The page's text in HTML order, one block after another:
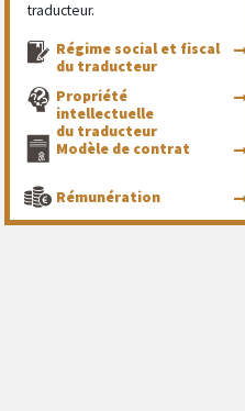
traducteur.
Régime social et fiscal
du traducteur
Propriété
intellectuelle
du traducteur
Modèle de contrat
Rémunération